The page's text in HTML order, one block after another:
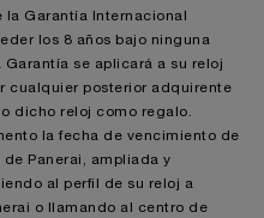
Garantía Internacional
los 8 años bajo ninguna
se aplicará a su reloj
cualquier posterior adquirente
dicho reloj como regalo.
la fecha de vencimiento de
Panerai, ampliada y
al perfil de su reloj a
o llamando al centro de